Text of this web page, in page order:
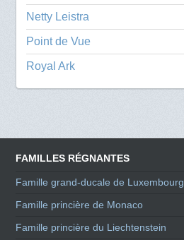
Netty Leistra
Point de Vue
Royal Ark
FAMILLES RÉGNANTES
Famille grand-ducale de Luxembourg
Famille princière de Monaco
Famille princière du Liechtenstein